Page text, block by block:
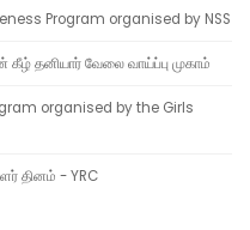
Program organised by NSS
தனியார் வேலை வாய்ப்பு முகாம்
organised by the Girls
தினம் - YRC